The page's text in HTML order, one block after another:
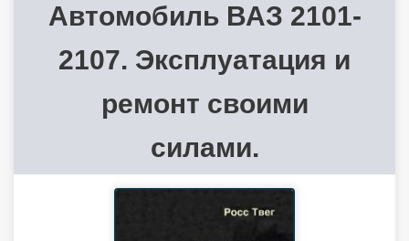
Автомобиль ВАЗ 2101-
2107. Эксплуатация и
ремонт своими
силами.